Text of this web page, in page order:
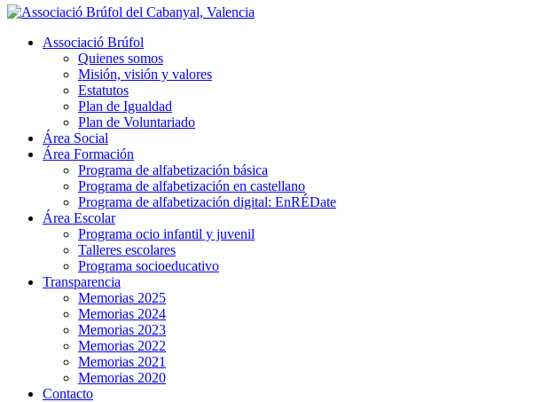
Associació Brúfol
Quienes somos
Misión, visión y valores
Estatutos
Plan de Igualdad
Plan de Voluntariado
Área Social
Área Formación
Programa de alfabetización básica
Programa de alfabetización en castellano
Programa de alfabetización digital: EnRÉDate
Área Escolar
Programa ocio infantil y juvenil
Talleres escolares
Programa socioeducativo
Transparencia
Memorias 2025
Memorias 2024
Memorias 2023
Memorias 2022
Memorias 2021
Memorias 2020
Contacto